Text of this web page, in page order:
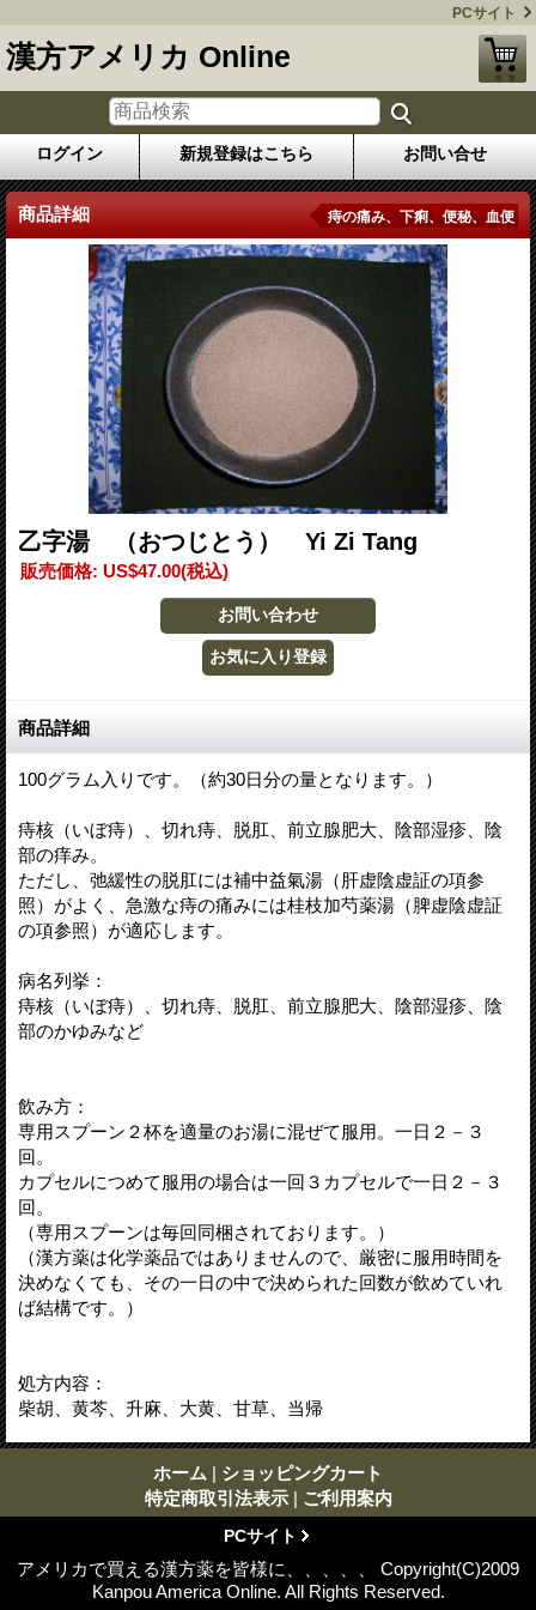
PCサイト
漢方アメリカ Online
ログイン 新規登録はこちら お問い合せ
商品詳細 痔の痛み、下痢、便秘、血便
乙字湯 （おつじとう） Yi Zi Tang
販売価格: US$47.00(税込)
商品詳細
100グラム入りです。（約30日分の量となります。）
痔核（いぼ痔）、切れ痔、脱肛、前立腺肥大、陰部湿疹、陰
部の痒み。
ただし、弛緩性の脱肛には補中益氣湯（肝虚陰虚証の項参
照）がよく、急激な痔の痛みには桂枝加芍薬湯（脾虚陰虚証
の項参照）が適応します。
病名列挙：
痔核（いぼ痔）、切れ痔、脱肛、前立腺肥大、陰部湿疹、陰
部のかゆみなど
飲み方：
専用スプーン２杯を適量のお湯に混ぜて服用。一日２－３
回。
カプセルにつめて服用の場合は一回３カプセルで一日２－３
回。
（専用スプーンは毎回同梱されております。）
（漢方薬は化学薬品ではありませんので、厳密に服用時間を
決めなくても、その一日の中で決められた回数が飲めていれ
ば結構です。）
処方内容：
柴胡、黄芩、升麻、大黄、甘草、当帰
ホーム | ショッピングカート
特定商取引法表示 | ご利用案内
PCサイト
アメリカで買える漢方薬を皆様に、、、、、 Copyright(C)2009
Kanpou America Online. All Rights Reserved.